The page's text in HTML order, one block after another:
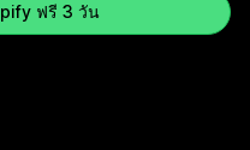
ฟรี 3 วัน